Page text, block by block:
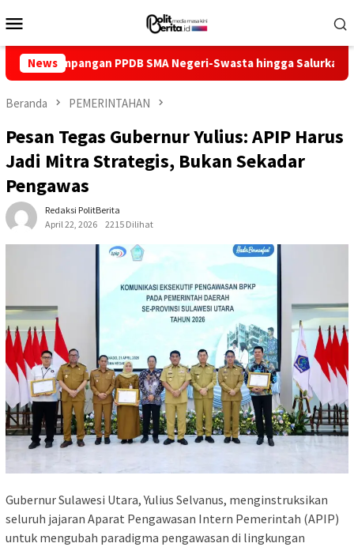
ke
Mobile
News
PPDB SMA Negeri-Swasta hingga Salurkan Bantuan
Beranda PEMERINTAHAN
Pesan Tegas Gubernur Yulius: APIP Harus
Jadi Mitra Strategis, Bukan Sekadar
Pengawas
Redaksi PolitBerita
April 22, 2026
2215 Dilihat
Gubernur Sulawesi Utara, Yulius Selvanus, menginstruksikan
seluruh jajaran Aparat Pengawasan Intern Pemerintah (APIP)
untuk mengubah paradigma pengawasan di lingkungan